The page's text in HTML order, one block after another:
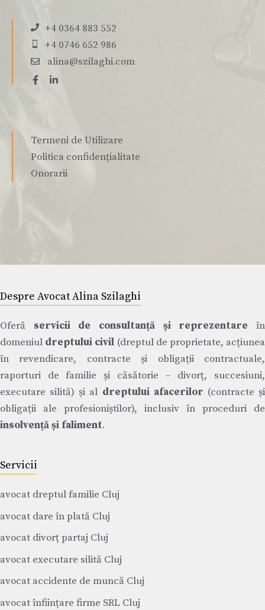
+4 0364 883 552
+4 0746 652 986
alina@szilaghi.com
Termeni de Utilizare
Politica confidențialitate
Onorarii
Despre Avocat Alina Szilaghi
Oferă servicii de consultanță și reprezentare în
domeniul dreptului civil (dreptul de proprietate, acțiunea
în revendicare, contracte și obligații contractuale,
raporturi de familie și căsătorie – divorț, succesiuni,
executare silită) și al dreptului afacerilor (contracte și
obligații ale profesioniștilor), inclusiv în proceduri de
insolvență și faliment.
Servicii
avocat dreptul familie Cluj
avocat dare în plată Cluj
avocat divorț partaj Cluj
avocat executare silită Cluj
avocat accidente de muncă Cluj
avocat înființare firme SRL Cluj